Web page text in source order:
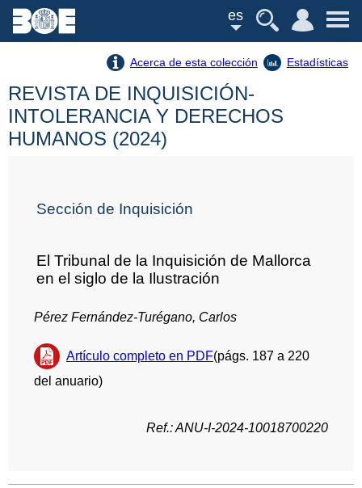
es
Acerca de esta colección Estadísticas
REVISTA DE INQUISICIÓN-
INTOLERANCIA Y DERECHOS
HUMANOS (2024)
Sección de Inquisición
El Tribunal de la Inquisición de Mallorca
en el siglo de la Ilustración
Pérez Fernández-Turégano, Carlos
Artículo completo en PDF(págs. 187 a 220
del anuario)
Ref.: ANU-I-2024-10018700220